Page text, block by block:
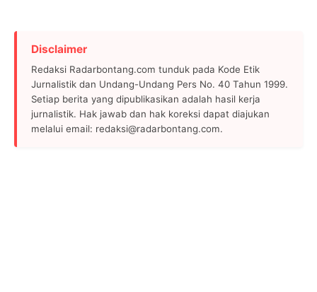
Disclaimer
Redaksi Radarbontang.com tunduk pada Kode Etik
Jurnalistik dan Undang-Undang Pers No. 40 Tahun 1999.
Setiap berita yang dipublikasikan adalah hasil kerja
jurnalistik. Hak jawab dan hak koreksi dapat diajukan
melalui email: redaksi@radarbontang.com.